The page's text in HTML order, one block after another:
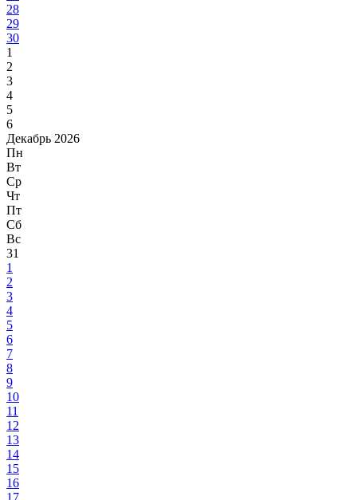
28
29
30
1
2
3
4
5
6
Декабрь 2026
Пн
Вт
Ср
Чт
Пт
Сб
Вс
31
1
2
3
4
5
6
7
8
9
10
11
12
13
14
15
16